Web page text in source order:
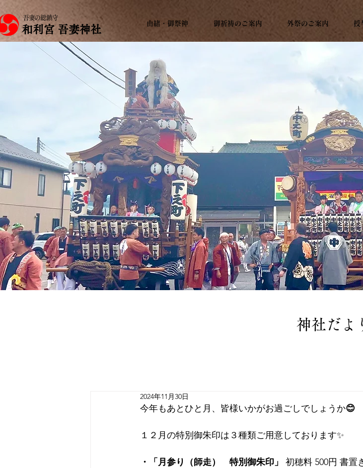
由緒・御祭神 御祈祷のご案内 外祭のご案内 授
吾妻の総鎮守
和利宮 吾妻神社
神社だよ
2024年11月30日
今年もあとひと月、皆様いかがお過ごしでしょうか😊
１２月の特別御朱印は３種類ご用意しております✨
・「月参り（師走）　特別御朱印」 初穂料 500円 書置